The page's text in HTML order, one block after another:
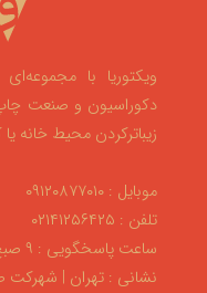
ویکتوریا با
زیباترکردن محیط خانه
موبایل : ۰۹۱۲۰۸۷۷۰۱۰
تلفن : ۰۲۱۴۱۲۵۶۴۲۵
ساعت پاسخگویی : ۹ صبح تا ۹ شب
نشانی : تهران | شهرکت